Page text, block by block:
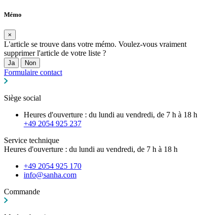
Mémo
×
L'article se trouve dans votre mémo. Voulez-vous vraiment
supprimer l'article de votre liste ?
Ja Non
Formulaire contact
Siège social
Heures d'ouverture : du lundi au vendredi, de 7 h à 18 h
+49 2054 925 237
Service technique
Heures d'ouverture : du lundi au vendredi, de 7 h à 18 h
+49 2054 925 170
info@sanha.com
Commande